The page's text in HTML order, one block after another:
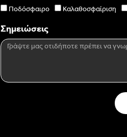
Ποδόσφαιρο Καλαθοσφαίριση
Σημειώσεις